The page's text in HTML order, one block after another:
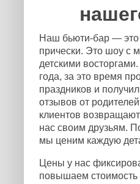
Наш бьюти-бар — это
прически. Это шоу с
детскими
года, за это время
праздников и
отзывов от
клиентов
нас своим друзьям.
мы ценим каждую
Цены у нас
повышаем стоимость